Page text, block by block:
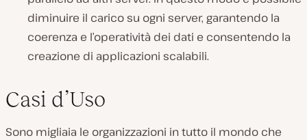
diminuire il carico su ogni server, garantendo la
coerenza e l’operatività dei dati e consentendo la
creazione di applicazioni scalabili.
Casi d’Uso
Sono migliaia le organizzazioni in tutto il mondo che